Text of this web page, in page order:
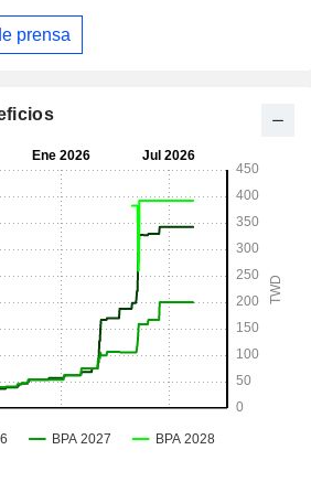
prensa